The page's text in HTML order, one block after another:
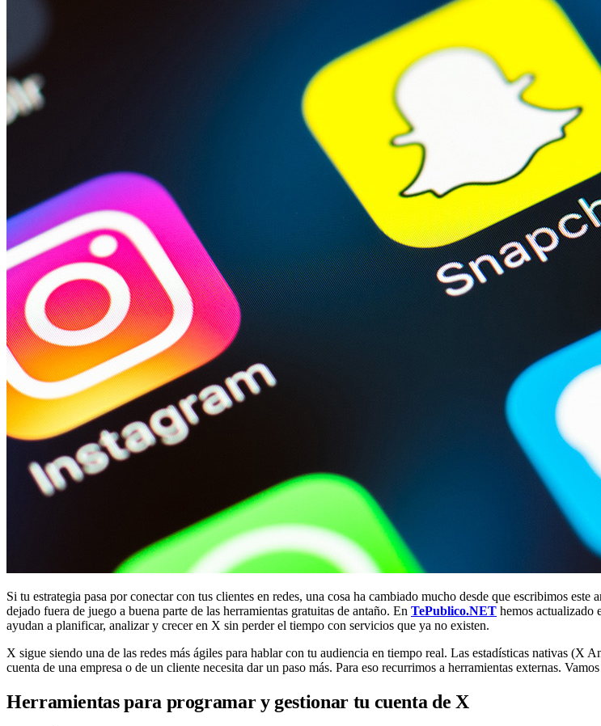
Si tu estrategia pasa por conectar con tus clientes en redes, una cosa ha cambiado mucho desde que escribimos este
dejado fuera de juego a buena parte de las herramientas gratuitas de antaño. En TePublico.NET hemos actualizado
ayudan a planificar, analizar y crecer en X sin perder el tiempo con servicios que ya no existen.
X sigue siendo una de las redes más ágiles para hablar con tu audiencia en tiempo real. Las estadísticas nativas (X
cuenta de una empresa o de un cliente necesita dar un paso más. Para eso recurrimos a herramientas externas.
Herramientas para programar y gestionar tu cuenta de X